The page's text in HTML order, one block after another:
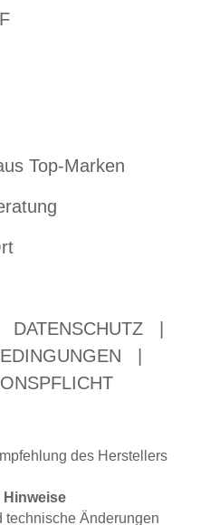
Top-Marken
DATENSCHUTZ
des Herstellers
Hinweise
technische Änderungen